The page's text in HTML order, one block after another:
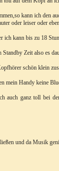
kann ich den
oder leiser oder
ich kann bis zu 18
Zeit also es
schön klein
mein Handy keine
ganz toll bei
und da Musik